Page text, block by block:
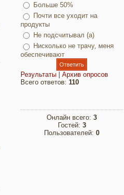
Больше 50%
Почти все уходит на
продукты
Не подсчитывал (а)
Нисколько не трачу, меня
обеспечивают
Результаты
Архив опросов
Всего ответов: 110
Онлайн всего: 3
Гостей: 3
Пользователей: 0